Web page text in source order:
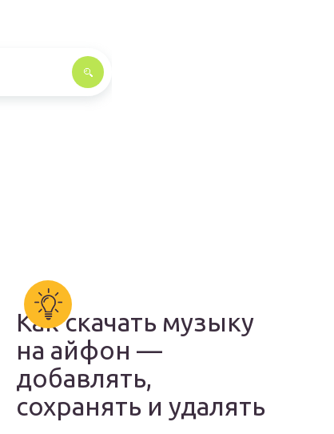
Как скачать музыку
на айфон —
добавлять,
сохранять и удалять